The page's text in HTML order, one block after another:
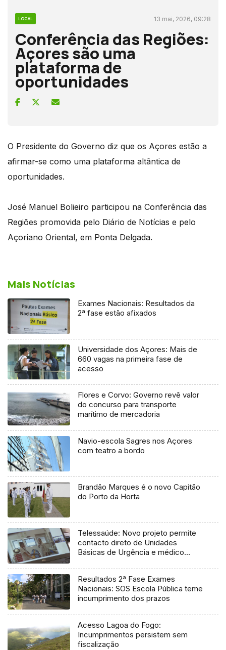
LOCAL 13 mai, 2026, 09:28
Conferência das Regiões:
Açores são uma
plataforma de
oportunidades
O Presidente do Governo diz que os Açores estão a
afirmar-se como uma plataforma altântica de
oportunidades.
José Manuel Bolieiro participou na Conferência das
Regiões promovida pelo Diário de Notícias e pelo
Açoriano Oriental, em Ponta Delgada.
Mais Notícias
Exames Nacionais: Resultados da
2ª fase estão afixados
Universidade dos Açores: Mais de
660 vagas na primeira fase de
acesso
Flores e Corvo: Governo revê valor
do concurso para transporte
marítimo de mercadoria
Navio-escola Sagres nos Açores
com teatro a bordo
Brandão Marques é o novo Capitão
do Porto da Horta
Telessaúde: Novo projeto permite
contacto direto de Unidades
Básicas de Urgência e médico
Resultados 2ª Fase Exames
Nacionais: SOS Escola Pública teme
incumprimento dos prazos
Acesso Lagoa do Fogo:
Incumprimentos persistem sem
fiscalização